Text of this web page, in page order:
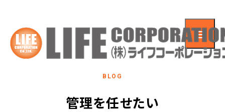
BLOG
管理を任せたい